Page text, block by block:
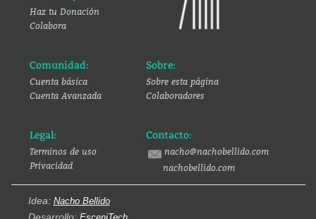
Haz tu Donación
Colabora
Comunidad:
Cuenta básica
Cuenta Avanzada
Sobre:
Sobre esta página
Colaboradores
Legal:
Terminos de uso
Privacidad
Contacto:
nacho@nachobellido.com
nachobellido.com
Idea: Nacho Bellido
Desarrollo: